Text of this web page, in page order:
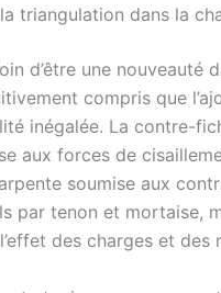
triangulation dans la
d’être une nouveauté
compris que
inégalée. La contre-
aux forces de
soumise aux
par tenon et mortaise,
des charges et des